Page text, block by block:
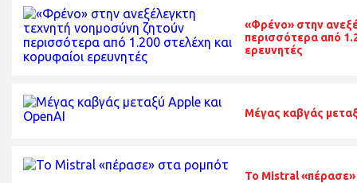
«Φρένο» στην
περισσότερα από
ερευνητές
Μέγας καβγάς
Το Mistral